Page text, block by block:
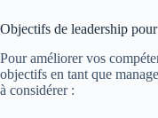
Objectifs de leadership
Pour améliorer vos
objectifs en tant que
à considérer :